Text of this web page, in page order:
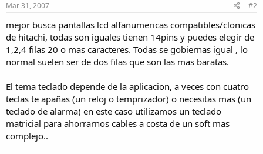
Mar 31, 2007 #2
mejor busca pantallas lcd alfanumericas compatibles/clonicas
de hitachi, todas son iguales tienen 14pins y puedes elegir de
1,2,4 filas 20 o mas caracteres. Todas se gobiernas igual , lo
normal suelen ser de dos filas que son las mas baratas.
El tema teclado depende de la aplicacion, a veces con cuatro
teclas te apañas (un reloj o temprizador) o necesitas mas (un
teclado de alarma) en este caso utilizamos un teclado
matricial para ahorrarnos cables a costa de un soft mas
complejo..